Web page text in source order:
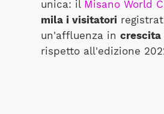
unica: il Misano World
mila i visitatori
un'affluenza in crescita
rispetto all'edizione